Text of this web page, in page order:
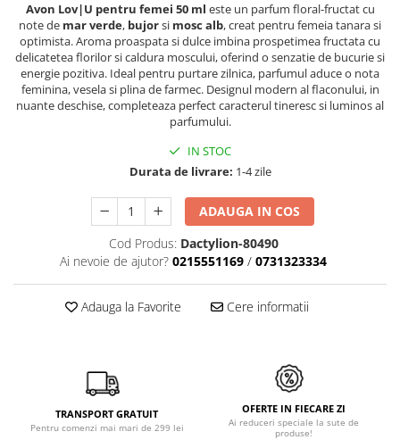
Avon Lov|U pentru femei 50 ml este un parfum floral-fructat cu
note de mar verde, bujorsi mosc alb, creat pentru femeia tanara si
optimista. Aroma proaspata si dulce imbina prospetimea fructata cu
delicatetea florilor si caldura moscului, oferind o senzatie de bucurie si
energie pozitiva. Ideal pentru purtare zilnica, parfumul aduce o nota
feminina, vesela si plina de farmec. Designul modern al flaconului, in
nuante deschise, completeaza perfect caracterul tineresc si luminos al
parfumului.
IN STOC
Durata de livrare: 1-4 zile
ADAUGA IN COS
Cod Produs: Dactylion-80490
Ai nevoie de ajutor? 0215551169 / 0731323334
Adauga la Favorite Cere informatii
TRANSPORT GRATUIT
Pentru comenzi mai mari de 299 lei
OFERTE IN FIECARE ZI
Ai reduceri speciale la sute de
produse!